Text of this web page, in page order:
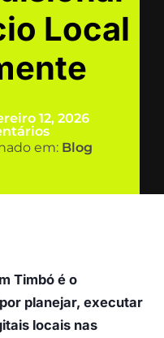
Local
12, 2026
em: Blog
Timbó é o
planejar, executar
locais nas